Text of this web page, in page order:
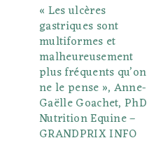
e
P
u
s
g
r
a
r
e
s
« Les ulcères
gastriques sont
multiformes et
malheureusement
plus fréquents qu’on
ne le pense », Anne-
Gaëlle Goachet, PhD
Nutrition Equine –
GRANDPRIX INFO